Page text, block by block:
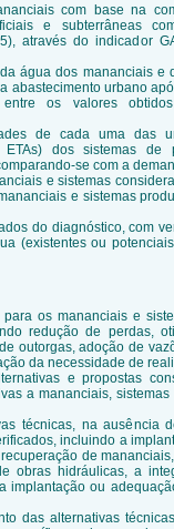
com base na
e subterrâneas
através do indicador
água dos mananciais e
abastecimento urbano
os valores
de cada uma das
ETAs) dos sistemas de
se com a
e sistemas
e sistemas
do diagnóstico, com
(existentes ou
os mananciais e
redução de perdas,
outorgas, adoção de
da necessidade de
e propostas
a mananciais,
técnicas, na ausência
incluindo a
de
obras hidráulicas, a
implantação ou
das alternativas